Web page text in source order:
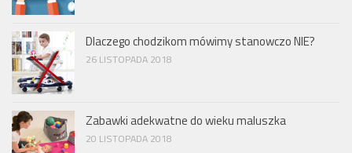
Dlaczego chodzikom mówimy stanowczo NIE?
26 LISTOPADA 2018
Zabawki adekwatne do wieku maluszka
20 LISTOPADA 2018